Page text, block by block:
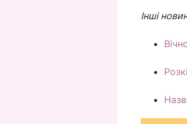
Інші